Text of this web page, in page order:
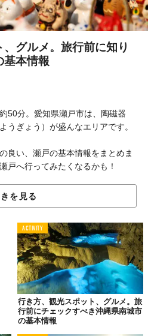
グルメ。旅行前に知り
基本情報
50分。愛知県瀬戸市は、陶磁器
うぎょう）が盛んなエリアです。
良い、瀬戸の基本情報をまとめま
戸へ行ってみたくなるかも！
て、どこ？
を見る
ACTIVITY
行き方、観光スポット、グルメ。旅
行前にチェックすべき沖縄県南城市
の基本情報